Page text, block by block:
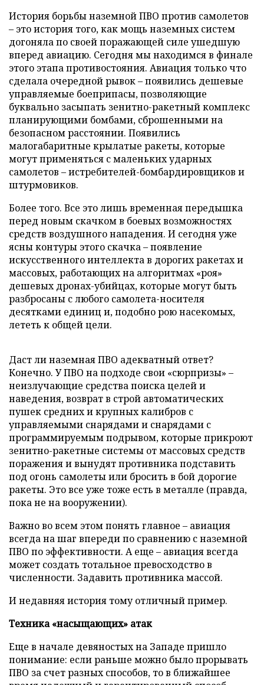
История борьбы наземной ПВО против самолетов
– это история того, как мощь наземных систем
догоняла по своей поражающей силе ушедшую
вперед авиацию. Сегодня мы находимся в финале
этого этапа противостояния. Авиация только что
сделала очередной рывок – появились дешевые
управляемые боеприпасы, позволяющие
буквально засыпать зенитно-ракетный комплекс
планирующими бомбами, сброшенными на
безопасном расстоянии. Появились
малогабаритные крылатые ракеты, которые
могут применяться с маленьких ударных
самолетов – истребителей-бомбардировщиков и
штурмовиков.
Более того. Все это лишь временная передышка
перед новым скачком в боевых возможностях
средств воздушного нападения. И сегодня уже
ясны контуры этого скачка – появление
искусственного интеллекта в дорогих ракетах и
массовых, работающих на алгоритмах «роя»
дешевых дронах-убийцах, которые могут быть
разбросаны с любого самолета-носителя
десятками единиц и, подобно рою насекомых,
лететь к общей цели.
Даст ли наземная ПВО адекватный ответ?
Конечно. У ПВО на подходе свои «сюрпризы» –
неизлучающие средства поиска целей и
наведения, возврат в строй автоматических
пушек средних и крупных калибров с
управляемыми снарядами и снарядами с
программируемым подрывом, которые прикроют
зенитно-ракетные системы от массовых средств
поражения и вынудят противника подставить
под огонь самолеты или бросить в бой дорогие
ракеты. Это все уже тоже есть в металле (правда,
пока не на вооружении).
Важно во всем этом понять главное – авиация
всегда на шаг впереди по сравнению с наземной
ПВО по эффективности. А еще – авиация всегда
может создать тотальное превосходство в
численности. Задавить противника массой.
И недавняя история тому отличный пример.
Техника «насыщающих» атак
Еще в начале девяностых на Западе пришло
понимание: если раньше можно было прорывать
ПВО за счет разных способов, то в ближайшее